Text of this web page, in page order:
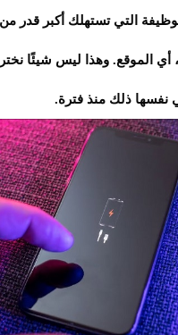
التي تستهلك أكبر قدر
أي الموقع. وهذا ليس شيئًا
ذلك منذ فترة.